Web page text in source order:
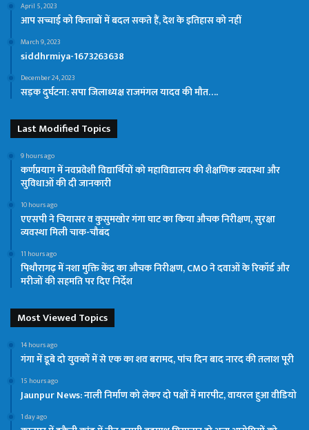
April 5, 2023
आप सच्चाई को किताबों में बदल सकते हैं, देश के इतिहास को नहीं
March 9, 2023
siddhrmiya-1673263638
December 24, 2023
सड़क दुर्घटना: सपा जिलाध्यक्ष राजमंगल यादव की मौत….
Last Modified Topics
9 hours ago
कर्णप्रयाग में नवप्रवेशी विद्यार्थियों को महाविद्यालय की शैक्षणिक व्यवस्था और
सुविधाओं की दी जानकारी
10 hours ago
एएसपी ने चियासर व कुसुमखोर गंगा घाट का किया औचक निरीक्षण, सुरक्षा
व्यवस्था मिली चाक-चौबंद
11 hours ago
पिथौरागढ़ में नशा मुक्ति केंद्र का औचक निरीक्षण, CMO ने दवाओं के रिकॉर्ड और
मरीजों की सहमति पर दिए निर्देश
Most Viewed Topics
14 hours ago
गंगा में डूबे दो युवकों में से एक का शव बरामद, पांच दिन बाद नारद की तलाश पूरी
15 hours ago
Jaunpur News: नाली निर्माण को लेकर दो पक्षों में मारपीट, वायरल हुआ वीडियो
1 day ago